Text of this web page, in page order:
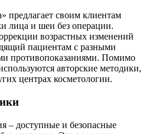
предлагает своим клиентам
лица и шеи без операции.
возрастных изменений
пациентам с разными
противопоказаниями. Помимо
авторские методики,
центрах косметологии.
– доступные и безопасные